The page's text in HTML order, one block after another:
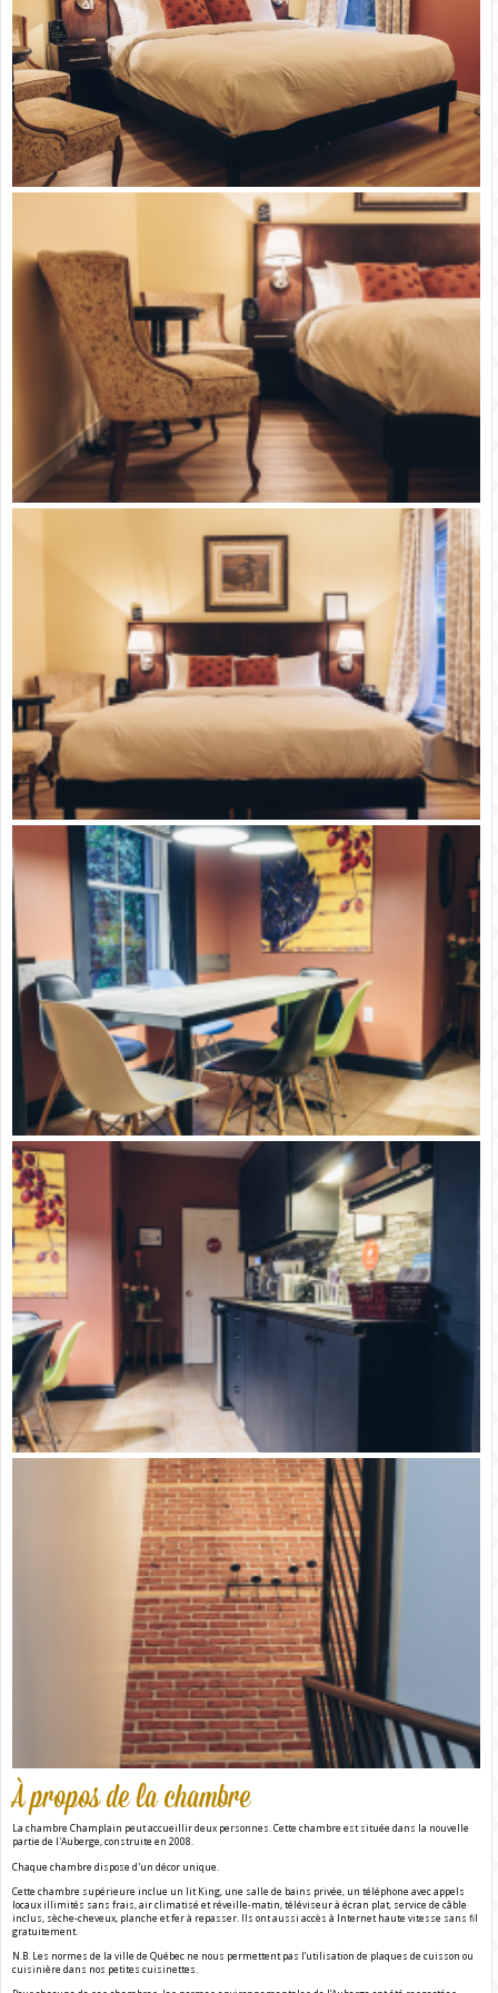
À propos de la chambre
La chambre Champlain peut accueillir deux personnes. Cette chambre est située dans la nouvelle
partie de l'Auberge, construite en 2008.
Chaque chambre dispose d'un décor unique.
Cette chambre supérieure inclue un lit King, une salle de bains privée, un téléphone avec appels
locaux illimités sans frais, air climatisé et réveille-matin, téléviseur à écran plat, service de câble
inclus, sèche-cheveux, planche et fer à repasser. Ils ont aussi accès à Internet haute vitesse sans fil
gratuitement.
N.B. Les normes de la ville de Québec ne nous permettent pas l’utilisation de plaques de cuisson ou
cuisinière dans nos petites cuisinettes.